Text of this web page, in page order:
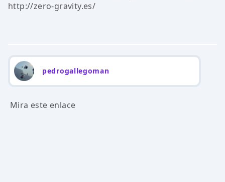
http://zero-gravity.es/
pedrogallegoman
Mira este enlace